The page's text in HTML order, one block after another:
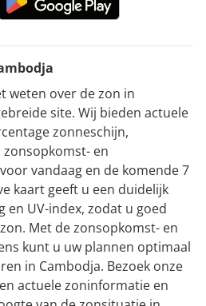
weten over de zon in
site. Wij bieden actuele
zonneschijn,
zonsopkomst- en
vandaag en de komende 7
kaart geeft u een duidelijk
en UV-index, zodat u goed
Met de zonsopkomst- en
kunt u uw plannen optimaal
in Cambodja. Bezoek onze
actuele zoninformatie en